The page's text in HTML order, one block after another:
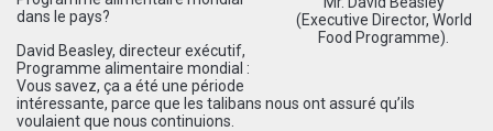
(Executive Director, World
Food Programme).
dans le pays?
David Beasley, directeur exécutif,
Programme alimentaire mondial :
Vous savez, ça a été une période
intéressante, parce que les talibans nous ont assuré qu’ils
voulaient que nous continuions.